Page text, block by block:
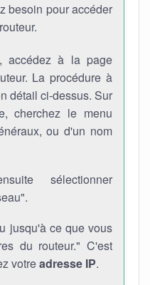
besoin pour accéder
accédez à la page
La procédure à
détail ci-dessus. Sur
cherchez le menu
ou d'un nom
sélectionner
jusqu'à ce que vous
du routeur." C'est
votreadresse IP.